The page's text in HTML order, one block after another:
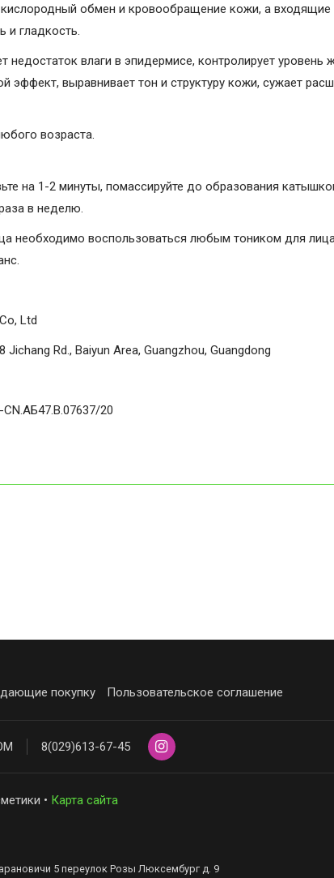
кислородный обмен и кровообращение кожи, а входящие
и гладкость.
влаги в эпидермисе, контролирует уровень
эффект, выравнивает тон и структуру кожи, сужает
возраста.
на 1-2 минуты, помассируйте до образования
в неделю.
необходимо воспользоваться любым тоником для
Ltd
Jichang Rd., Baiyun Area, Guangzhou, Guangdong
20
покупку Пользовательское соглашение
8(029)613-67-45
• Карта сайта
5 переулок Розы Люксембург д. 9